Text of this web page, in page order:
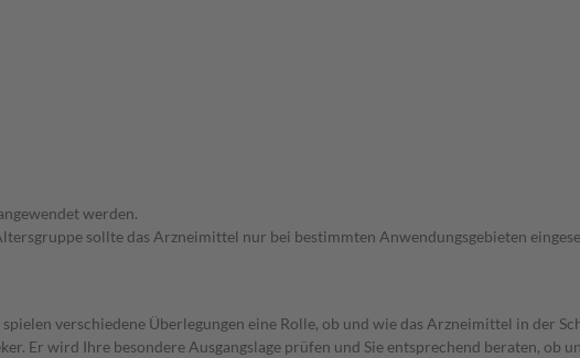
werden.
sollte das Arzneimittel nur bei bestimmten Anwendungsgebieten
verschiedene Überlegungen eine Rolle, ob und wie das Arzneimittel in der
Er wird Ihre besondere Ausgangslage prüfen und Sie entsprechend beraten, ob